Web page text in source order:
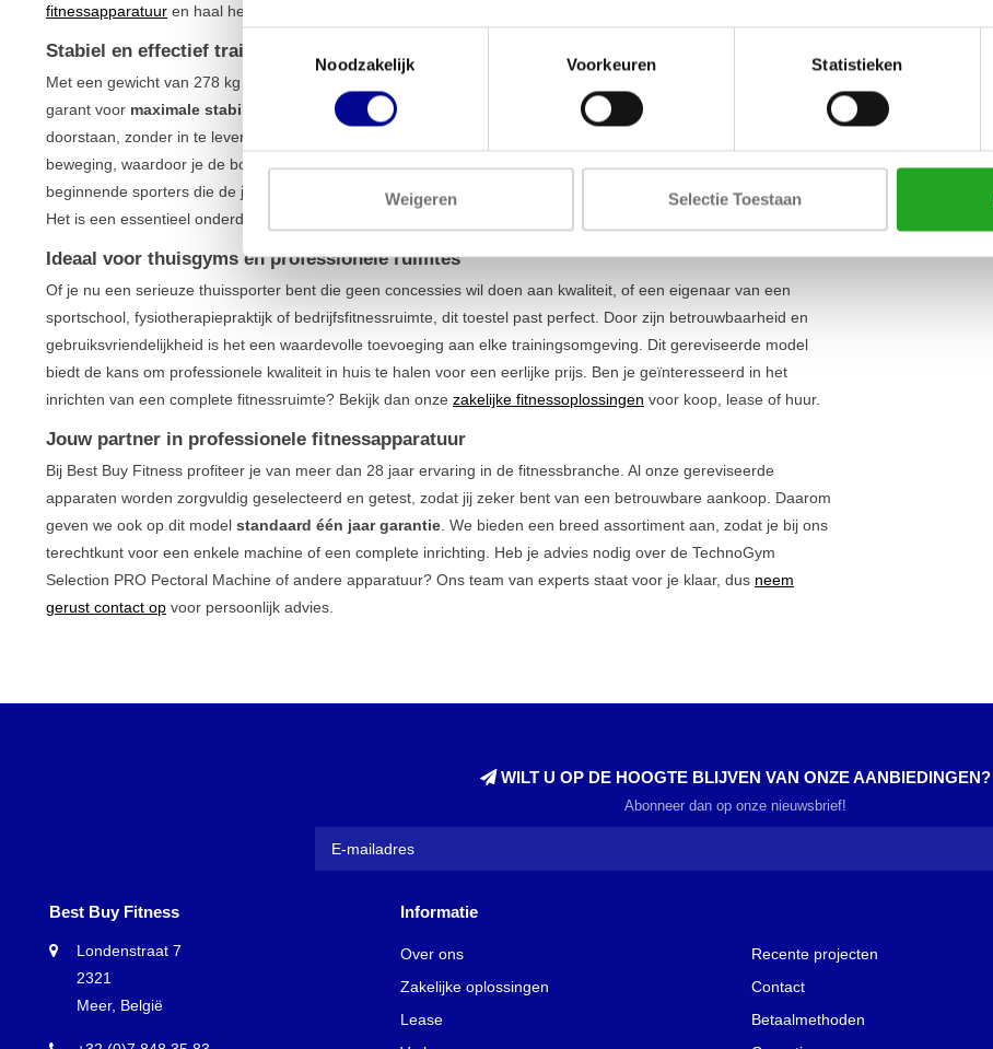
Noodzakelijk
Voorkeuren Statistieken
Weigeren Selectie Toestaan
fitnessapparatuur en haal het beste uit je training.
Stabiel en effectief trainen met de TechnoGym Selection PRO Pectoral Machine
Met een gewicht van 278 kg en een robuust ijzeren frame staat de TechnoGym Selection PRO Pectoral Machine
garant voor maximale stabiliteit en duurzaamheid
. Dit toestel is ontworpen om jarenlang intensief gebruik te
doorstaan, zonder in te leveren op prestaties. De machine biedt een gecontroleerde en biomechanisch correcte
beweging, waardoor je de borstspieren zeer effectief en veilig isoleert. Dit maakt het apparaat perfect voor zowel
beginnende sporters die de juiste vorm willen aanleren als voor ervaren atleten die focussen op spierontwikkeling.
Het is een essentieel onderdeel voor iedereen die zijn
Ideaal voor thuisgyms en professionele ruimtes
Of je nu een serieuze thuissporter bent die geen concessies wil doen aan kwaliteit, of een eigenaar van een
sportschool, fysiotherapiepraktijk of bedrijfsfitnessruimte, dit toestel past perfect. Door zijn betrouwbaarheid en
gebruiksvriendelijkheid is het een waardevolle toevoeging aan elke trainingsomgeving. Dit gereviseerde model
biedt de kans om professionele kwaliteit in huis te halen voor een eerlijke prijs. Ben je geïnteresseerd in het
inrichten van een complete fitnessruimte? Bekijk dan onze zakelijke fitnessoplossingen voor koop, lease of huur.
Jouw partner in professionele fitnessapparatuur
Bij Best Buy Fitness profiteer je van meer dan 28 jaar ervaring in de fitnessbranche. Al onze gereviseerde
apparaten worden zorgvuldig geselecteerd en getest, zodat jij zeker bent van een betrouwbare aankoop. Daarom
geven we ook op dit model standaard één jaar garantie . We bieden een breed assortiment aan, zodat je bij ons
terechtkunt voor een enkele machine of een complete inrichting. Heb je advies nodig over de TechnoGym
Selection PRO Pectoral Machine of andere apparatuur? Ons team van experts staat voor je klaar, dus neem
gerust contact op voor persoonlijk advies.
Kleur
Lengte
Breedte
WILT U OP DE HOOGTE BLIJVEN VAN ONZE AANBIEDINGEN?
Abonneer dan op onze nieuwsbrief!
Best Buy Fitness
Londenstraat 7
2321
Meer, België
Informatie
Over ons
Zakelijke oplossingen
Lease
Recente projecten
Contact
Betaalmethoden